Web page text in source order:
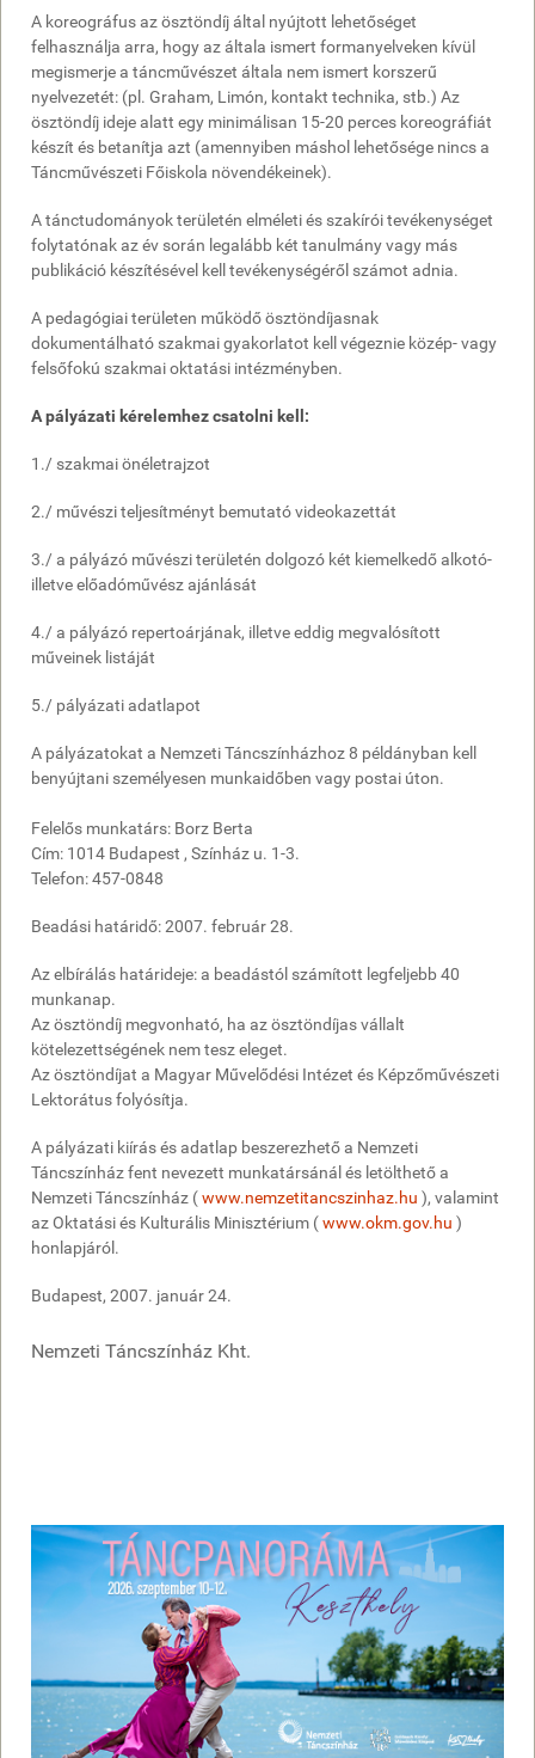
A koreográfus az ösztöndíj által nyújtott lehetőséget
felhasználja arra, hogy az általa ismert formanyelveken kívül
megismerje a táncművészet általa nem ismert korszerű
nyelvezetét: (pl. Graham, Limón, kontakt technika, stb.) Az
ösztöndíj ideje alatt egy minimálisan 15-20 perces koreográfiát
készít és betanítja azt (amennyiben máshol lehetősége nincs a
Táncművészeti Főiskola növendékeinek).
A tánctudományok területén elméleti és szakírói tevékenységet
folytatónak az év során legalább két tanulmány vagy más
publikáció készítésével kell tevékenységéről számot adnia.
A pedagógiai területen működő ösztöndíjasnak
dokumentálható szakmai gyakorlatot kell végeznie közép- vagy
felsőfokú szakmai oktatási intézményben.
A pályázati kérelemhez csatolni kell:
1./ szakmai önéletrajzot
2./ művészi teljesítményt bemutató videokazettát
3./ a pályázó művészi területén dolgozó két kiemelkedő alkotó-
illetve előadóművész ajánlását
4./ a pályázó repertoárjának, illetve eddig megvalósított
műveinek listáját
5./ pályázati adatlapot
A pályázatokat a Nemzeti Táncszínházhoz 8 példányban kell
benyújtani személyesen munkaidőben vagy postai úton.
Felelős munkatárs: Borz Berta
Cím: 1014 Budapest , Színház u. 1-3.
Telefon: 457-0848
Beadási határidő: 2007. február 28.
Az elbírálás határideje: a beadástól számított legfeljebb 40
munkanap.
Az ösztöndíj megvonható, ha az ösztöndíjas vállalt
kötelezettségének nem tesz eleget.
Az ösztöndíjat a Magyar Művelődési Intézet és Képzőművészeti
Lektorátus folyósítja.
A pályázati kiírás és adatlap beszerezhető a Nemzeti
Táncszínház fent nevezett munkatársánál és letölthető a
Nemzeti Táncszínház (www.nemzetitancszinhaz.hu ), valamint
az Oktatási és Kulturális Minisztérium (www.okm.gov.hu )
honlapjáról.
Budapest, 2007. január 24.
Nemzeti Táncszínház Kht.